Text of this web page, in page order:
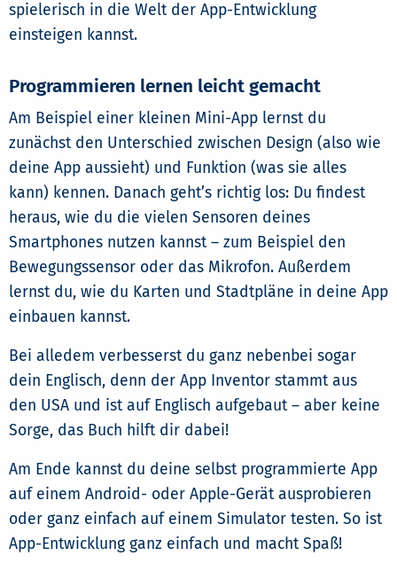
spielerisch in die Welt der App-Entwicklung
einsteigen kannst.
Programmieren lernen leicht gemacht
Am Beispiel einer kleinen Mini-App lernst du
zunächst den Unterschied zwischen Design (also wie
deine App aussieht) und Funktion (was sie alles
kann) kennen. Danach geht’s richtig los: Du findest
heraus, wie du die vielen Sensoren deines
Smartphones nutzen kannst – zum Beispiel den
Bewegungssensor oder das Mikrofon. Außerdem
lernst du, wie du Karten und Stadtpläne in deine App
einbauen kannst.
Bei alledem verbesserst du ganz nebenbei sogar
dein Englisch, denn der App Inventor stammt aus
den USA und ist auf Englisch aufgebaut – aber keine
Sorge, das Buch hilft dir dabei!
Am Ende kannst du deine selbst programmierte App
auf einem Android- oder Apple-Gerät ausprobieren
oder ganz einfach auf einem Simulator testen. So ist
App-Entwicklung ganz einfach und macht Spaß!